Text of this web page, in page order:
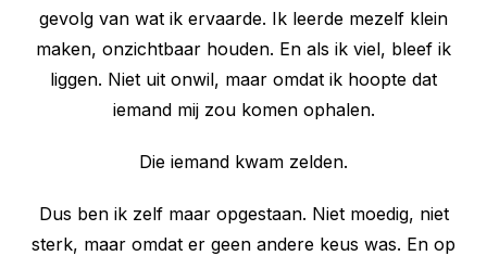
gevolg van wat ik ervaarde. Ik leerde mezelf klein
maken, onzichtbaar houden. En als ik viel, bleef ik
liggen. Niet uit onwil, maar omdat ik hoopte dat
iemand mij zou komen ophalen.
Die iemand kwam zelden.
Dus ben ik zelf maar opgestaan. Niet moedig, niet
sterk, maar omdat er geen andere keus was. En op